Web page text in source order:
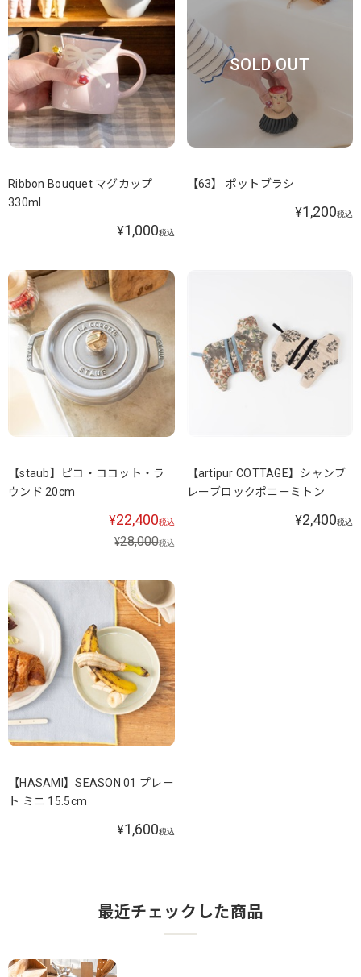
Ribbon Bouquet マグカップ
330ml
¥1,000税込
SOLD OUT
【63】 ポットブラシ
¥1,200税込
【staub】ピコ・ココット・ラ
ウンド 20cm
¥22,400税込
¥28,000税込
【artipur COTTAGE】シャンブ
レーブロックポニーミトン
¥2,400税込
【HASAMI】SEASON 01 プレー
ト ミニ 15.5cm
¥1,600税込
最近チェックした商品